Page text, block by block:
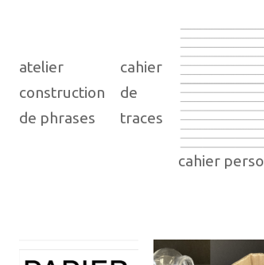
atelier
construction
de phrases
cahier
de
traces
cahier perso